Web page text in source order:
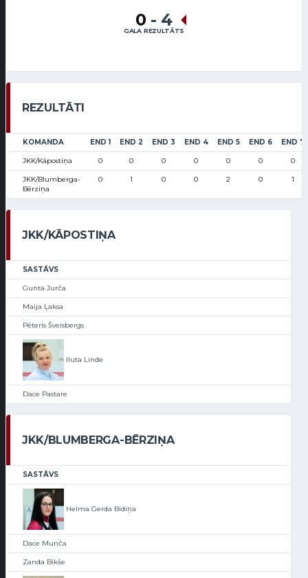
0 - 4
GALA REZULTĀTS
REZULTĀTI
KOMANDA END 1 END 2 END 3 END 4 END 5 END 6 END 7
JKK/Kāpostiņa 0 0 0 0 0 0 0
JKK/Blumberga-
Bērziņa
0 1 0 0 2 0 1
JKK/KĀPOSTIŅA
SASTĀVS
Gunta Jurča
Maija Ļaksa
Pēteris Šveisbergs
Iluta Linde
Dace Pastare
JKK/BLUMBERGA-BĒRZIŅA
SASTĀVS
Helma Gerda Bidiņa
Dace Munča
Zanda Bikše